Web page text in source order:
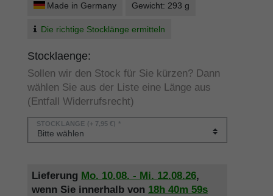
Made in Germany Gewicht: 293 g
Die richtige Stocklänge ermitteln
Stocklaenge:
Sollen wir den Stock für Sie kürzen? Dann
wählen Sie aus der Liste eine Länge aus
(Entfall Widerrufsrecht)
STOCKLÄNGE (+ 7,95 €) *
Lieferung Mo. 10.08. - Mi. 12.08.26,
wenn Sie innerhalb von 18h 40m 59s